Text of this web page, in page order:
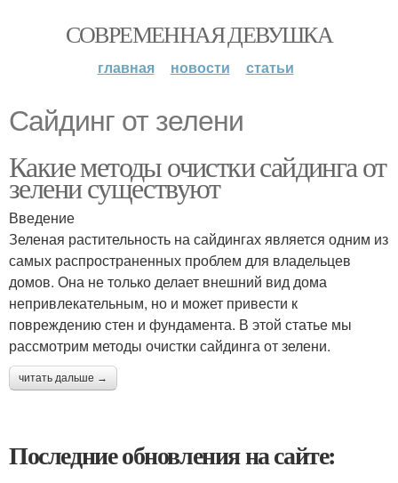
СОВРЕМЕННАЯ ДЕВУШКА
главная новости статьи
Сайдинг от зелени
Какие методы очистки сайдинга от
зелени существуют
Введение
Зеленая растительность на сайдингах является одним из
самых распространенных проблем для владельцев
домов. Она не только делает внешний вид дома
непривлекательным, но и может привести к
повреждению стен и фундамента. В этой статье мы
рассмотрим методы очистки сайдинга от зелени.
читать дальше →
Последние обновления на сайте: